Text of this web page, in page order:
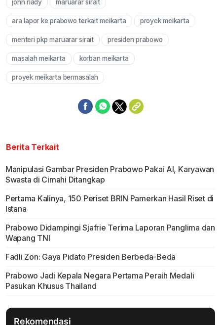
john riady maruarar sirait
ara lapor ke prabowo terkait meikarta proyek meikarta
menteri pkp maruarar sirait presiden prabowo
masalah meikarta korban meikarta
proyek meikarta bermasalah
Berita Terkait
Manipulasi Gambar Presiden Prabowo Pakai AI, Karyawan
Swasta di Cimahi Ditangkap
Pertama Kalinya, 150 Periset BRIN Pamerkan Hasil Riset di
Istana
Prabowo Didampingi Sjafrie Terima Laporan Panglima dan
Wapang TNI
Fadli Zon: Gaya Pidato Presiden Berbeda-Beda
Prabowo Jadi Kepala Negara Pertama Peraih Medali
Pasukan Khusus Thailand
Rekomendasi